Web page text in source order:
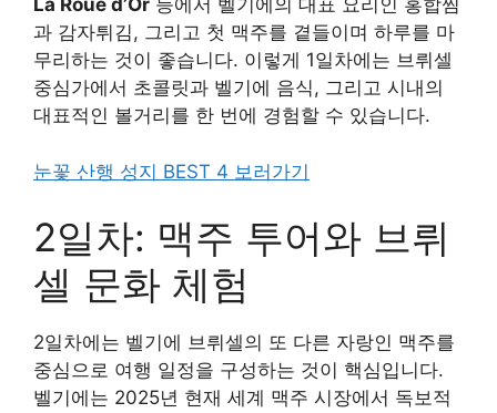
La Roue d’Or 등에서 벨기에의 대표 요리인 홍합찜
과 감자튀김, 그리고 첫 맥주를 곁들이며 하루를 마
무리하는 것이 좋습니다. 이렇게 1일차에는 브뤼셀
중심가에서 초콜릿과 벨기에 음식, 그리고 시내의
대표적인 볼거리를 한 번에 경험할 수 있습니다.
눈꽃 산행 성지 BEST 4 보러가기
2일차: 맥주 투어와 브뤼
셀 문화 체험
2일차에는 벨기에 브뤼셀의 또 다른 자랑인 맥주를
중심으로 여행 일정을 구성하는 것이 핵심입니다.
벨기에는 2025년 현재 세계 맥주 시장에서 독보적